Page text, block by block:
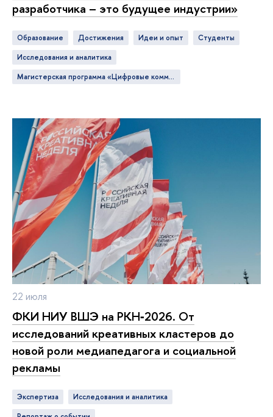
разработчика – это будущее индустрии»
Образование достижения идеи и опыт
студенты
исследования и аналитика
Магистерская программа «Цифровые коммуникации и продуктовая аналитика»
22 июля
ФКИ НИУ ВШЭ на РКН‑2026. От
исследований креативных кластеров до
новой роли медиапедагога и социальной
рекламы
Экспертиза
исследования и аналитика